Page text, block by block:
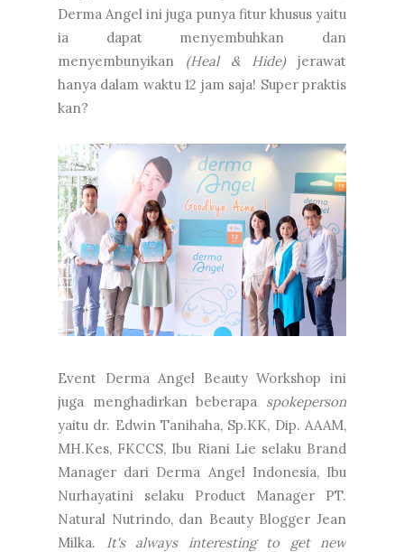
Derma Angel ini juga punya fitur khusus yaitu
ia dapat menyembuhkan dan
menyembunyikan (Heal & Hide)jerawat
hanya dalam waktu 12 jam saja! Super praktis
kan?
Event Derma Angel Beauty Workshop ini
juga menghadirkan beberapa spokeperson
yaitu dr. Edwin Tanihaha, Sp.KK, Dip. AAAM,
MH.Kes, FKCCS, Ibu Riani Lie selaku Brand
Manager dari Derma Angel Indonesia, Ibu
Nurhayatini selaku Product Manager PT.
Natural Nutrindo, dan Beauty Blogger Jean
Milka.
It's always interesting to get new